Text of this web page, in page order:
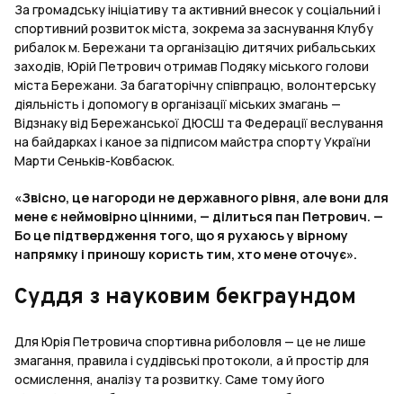
За громадську ініціативу та активний внесок у соціальний і
спортивний розвиток міста, зокрема за заснування Клубу
рибалок м. Бережани та організацію дитячих рибальських
заходів, Юрій Петрович отримав Подяку міського голови
міста Бережани. За багаторічну співпрацю, волонтерську
діяльність і допомогу в організації міських змагань —
Відзнаку від Бережанської ДЮСШ та Федерації веслування
на байдарках і каное за підписом майстра спорту України
Марти Сеньків-Ковбасюк.
«Звісно, це нагороди не державного рівня, але вони для
мене є неймовірно цінними, — ділиться пан Петрович. —
Бо це підтвердження того, що я рухаюсь у вірному
напрямку і приношу користь тим, хто мене оточує».
Суддя з науковим бекграундом
Для Юрія Петровича спортивна риболовля — це не лише
змагання, правила і суддівські протоколи, а й простір для
осмислення, аналізу та розвитку. Саме тому його